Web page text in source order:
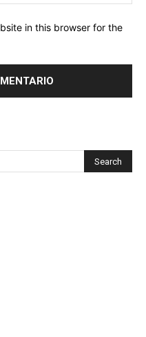
in this browser for the